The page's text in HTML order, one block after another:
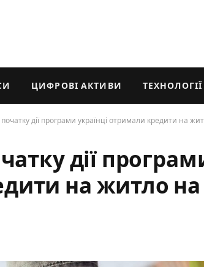
ЦИФРОВІ АКТИВИ ТЕХНОЛОГІЇ
початку дії програми українці отримали кредити на
дії
на житло